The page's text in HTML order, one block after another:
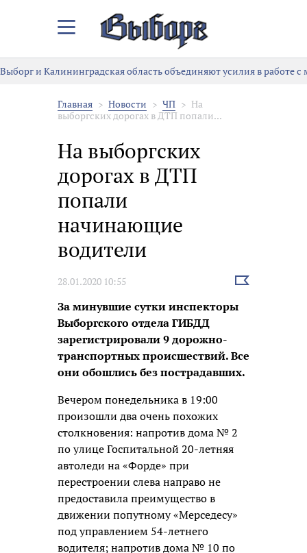
Закрыть/
меню
Выборг и Калининградская область объединяют усилия в работе
Главная Новости ЧП
На
выборгских дорогах в ДТП попали...
На выборгских
дорогах в ДТП
попали
начинающие
водители
28.01.2020 10:55
Выбрать
За минувшие сутки инспекторы
Выборгского отдела ГИБДД
зарегистрировали 9 дорожно-
транспортных происшествий. Все
они обошлись без пострадавших.
Вечером понедельника в 19:00
произошли два очень похожих
столкновения: напротив дома № 2
по улице Госпитальной 20-летняя
автоледи на «Форде» при
перестроении слева направо не
предоставила преимущество в
движении попутному «Мерседесу»
под управлением 54-летнего
водителя; напротив дома № 10 по